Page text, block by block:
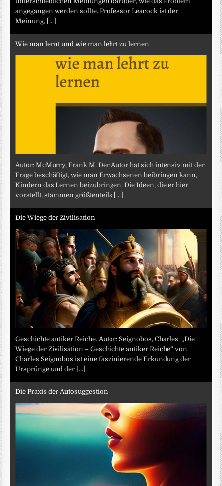
angegangen werden sollte. Professor Leacock ist der
Meinung, [...]
Wie man lernt und wie man lehrt zu lernen
Autor: McMurry, Frank M. Der Autor hat sich intensiv mit der
Frage beschäftigt, wie man Erwachsenen beibringen kann,
Kindern das Lernen beizubringen. Die Ideen, die er hier
vorstellt, stammen größtenteils [...]
Die Wiege der Zivilisation
Geschichte antiker Reiche. Autor: Seignobos, Charles. „Die
Wiege der Zivilisation – Geschichte antiker Reiche“ von
Charles Seignobos ist eine faszinierende Erkundung der
Ursprünge und der [...]
Die Praxis der Autosuggestion